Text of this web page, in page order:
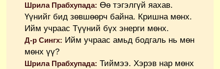
Шрила Прабхупада: Өө тэгэлгүй яахав.
Үүнийг бид зөвшөөрч байна. Кришна мөнх.
Ийм учраас Түүний бүх энерги мөнх.
Д-р Сингх: Ийм учраас амьд бодгаль нь мөн
мөнх үү?
Шрила Прабхупада: Тиймээ. Хэрэв нар мөнх